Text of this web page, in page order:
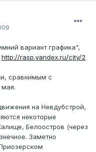
вариант графика",
http://rasp.yandex.ru/city/2
сравнимым с
на Невдубстрой,
некоторые
Белоостров (через
Заметно